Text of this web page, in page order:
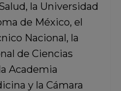
la Universidad
de México, el
Nacional, la
de Ciencias
Academia
y la Cámara